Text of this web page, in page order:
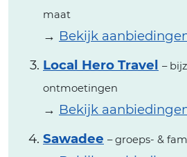
maat
→ Bekijk
Local Hero Travel –
ontmoetingen
→ Bekijk
Sawadee – groeps- &